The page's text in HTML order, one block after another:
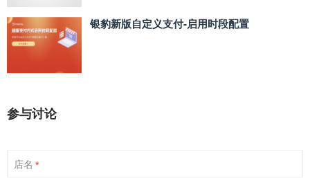
银豹新版自定义支付‑启用时段配置
参与讨论
店名 *